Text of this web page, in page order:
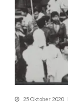
25 Oktober 2020